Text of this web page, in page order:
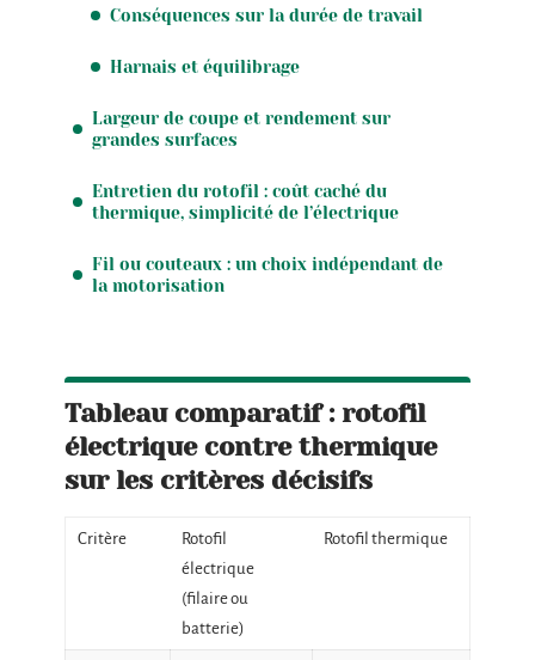
Conséquences sur la durée de travail
Harnais et équilibrage
Largeur de coupe et rendement sur
grandes surfaces
Entretien du rotofil : coût caché du
thermique, simplicité de l’électrique
Fil ou couteaux : un choix indépendant de
la motorisation
Tableau comparatif : rotofil
électrique contre thermique
sur les critères décisifs
Critère
Rotofil
électrique
(filaire ou
batterie)
Rotofil thermique